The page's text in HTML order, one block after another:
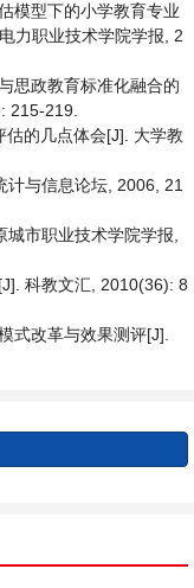
模型下的小学教育专业
力职业技术学院学报, 2
思政教育标准化融合的
215-219.
的几点体会[J]. 大学教
计与信息论坛, 2006, 21
市职业技术学院学报,
科教文汇, 2010(36): 8
式改革与效果测评[J].